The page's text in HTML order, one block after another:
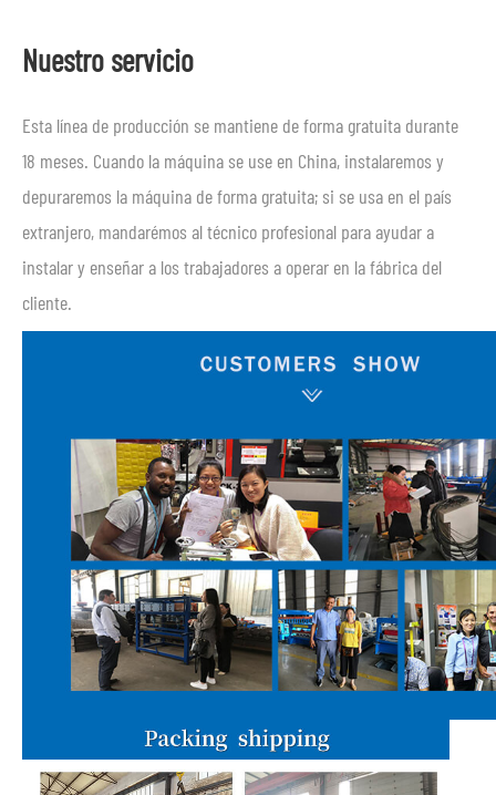
Nuestro servicio
Esta línea de producción se mantiene de forma gratuita durante
18 meses. Cuando la máquina se use en China, instalaremos y
depuraremos la máquina de forma gratuita; si se usa en el país
extranjero, mandarémos al técnico profesional para ayudar a
instalar y enseñar a los trabajadores a operar en la fábrica del
cliente.